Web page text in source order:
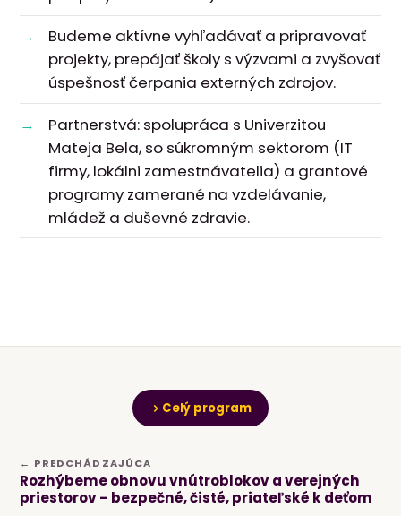
Budeme aktívne vyhľadávať a pripravovať
projekty, prepájať školy s výzvami a zvyšovať
úspešnosť čerpania externých zdrojov.
Partnerstvá: spolupráca s Univerzitou
Mateja Bela, so súkromným sektorom (IT
firmy, lokálni zamestnávatelia) a grantové
programy zamerané na vzdelávanie,
mládež a duševné zdravie.
← PREDCHÁDZAJÚCA
Rozhýbeme obnovu vnútroblokov a verejných
priestorov – bezpečné, čisté, priateľské k deťom
Celý program